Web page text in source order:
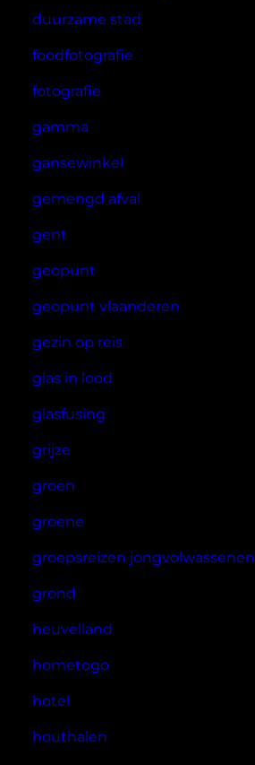
duurzame stad
foodfotografie
fotografie
gamma
gansewinkel
gemengd afval
gent
geopunt
geopunt vlaanderen
gezin op reis
glas in lood
glasfusing
grijze
groen
groene
groepsreizen jongvolwassenen
grond
heuvelland
hometogo
hotel
houthalen